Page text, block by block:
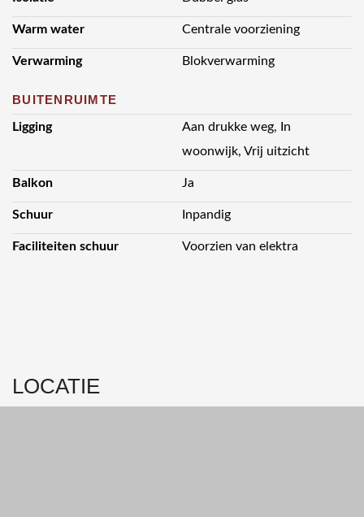
Warm water Centrale voorziening
Verwarming Blokverwarming
BUITENRUIMTE
Ligging
Aan drukke weg, In
woonwijk, Vrij uitzicht
Balkon Ja
Schuur Inpandig
Faciliteiten schuur Voorzien van elektra
LOCATIE